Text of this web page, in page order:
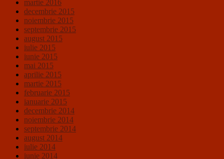
martie 2016
decembrie 2015
noiembrie 2015
septembrie 2015
august 2015
iulie 2015
iunie 2015
mai 2015
aprilie 2015
martie 2015
februarie 2015
ianuarie 2015
decembrie 2014
noiembrie 2014
septembrie 2014
august 2014
iulie 2014
iunie 2014